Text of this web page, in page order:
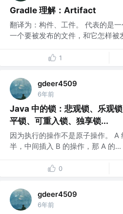
Gradle 理解：Artifact
翻译为：构件、工件。 代表的是
一个要被发布的文件，和它怎样被
1
gdeer4509
6年前
Java 中的锁：悲观锁、乐观
平锁、可重入锁、独享锁...
因为执行的操作不是原子操作。 A
半，中间插入 B 的操作，那 A 的...
0
gdeer4509
6年前